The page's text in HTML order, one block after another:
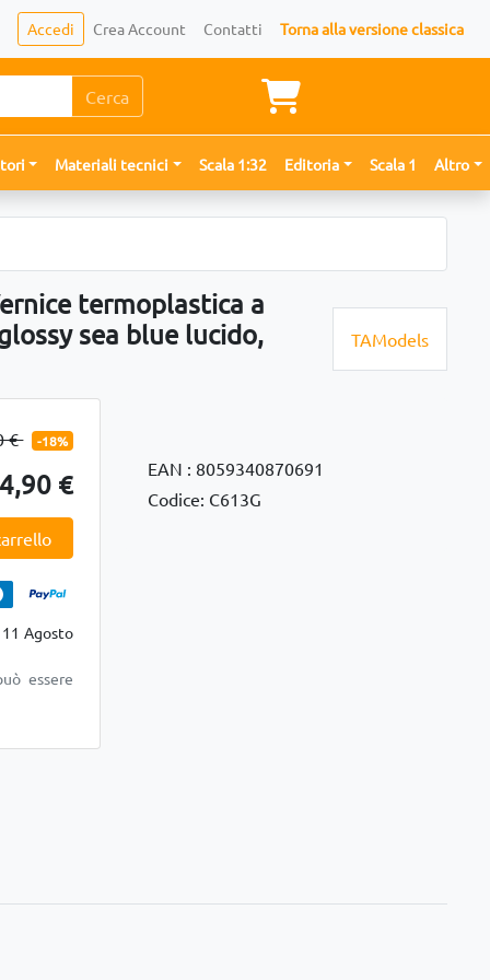
Accedi Crea Account Contatti Torna alla versione classica
Cerca
Materiali tecnici Scala 1:32 Editoria Scala 1 Altro
termoplastica a
sea blue lucido,
TAModels
€ -18%
4,90 €
Agosto
essere
EAN : 8059340870691
Codice: C613G